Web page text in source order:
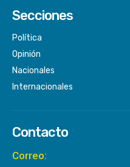
Secciones
Política
Opinión
Nacionales
Internacionales
Contacto
Correo: